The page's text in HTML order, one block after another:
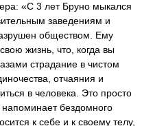
«С 3 лет Бруно мыкался
заведениям и
обществом. Ему
жизнь, что, когда вы
страдание в чистом
отчаяния и
в человека. Это просто
бездомного
к себе и к своему телу,